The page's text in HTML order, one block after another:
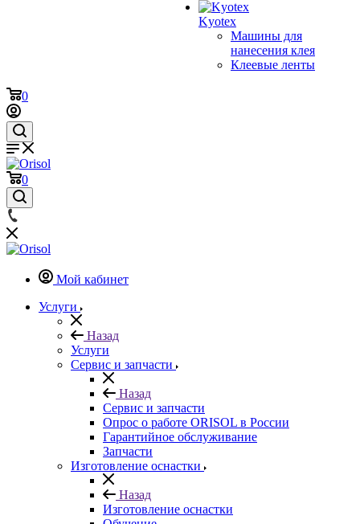
Kyotex
Машины для
нанесения клея
Клеевые ленты
0
0
Мой кабинет
Услуги
Назад
Услуги
Сервис и запчасти
Назад
Сервис и запчасти
Опрос о работе ORISOL в России
Гарантийное обслуживание
Запчасти
Изготовление оснастки
Назад
Изготовление оснастки